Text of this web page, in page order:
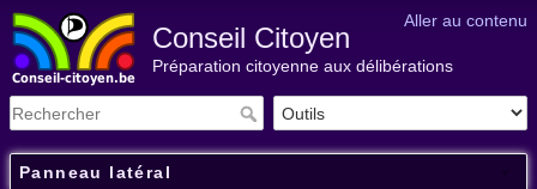
Aller au contenu
Conseil Citoyen
Préparation citoyenne aux délibérations
Panneau latéral